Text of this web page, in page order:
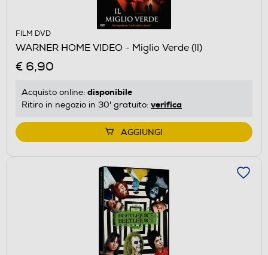
FILM DVD
WARNER HOME VIDEO - Miglio Verde (Il)
€ 6,90
Acquisto online: disponibile
Ritiro in negozio in 30' gratuito: verifica
AGGIUNGI